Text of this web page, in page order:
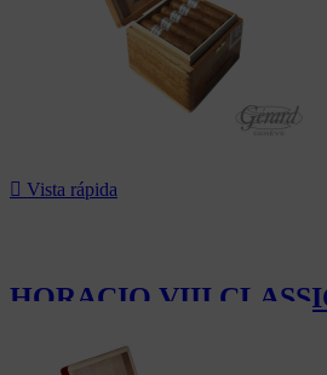
 Vista rápida
HORACIO VIII
148,50 CHF